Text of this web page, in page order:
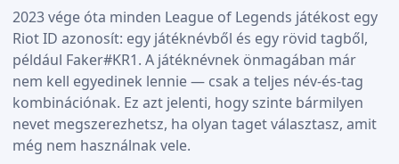
2023 vége óta minden League of Legends játékost egy
Riot ID azonosít: egy játéknévből és egy rövid tagből,
például Faker#KR1. A játéknévnek önmagában már
nem kell egyedinek lennie — csak a teljes név-és-tag
kombinációnak. Ez azt jelenti, hogy szinte bármilyen
nevet megszerezhetsz, ha olyan taget választasz, amit
még nem használnak vele.